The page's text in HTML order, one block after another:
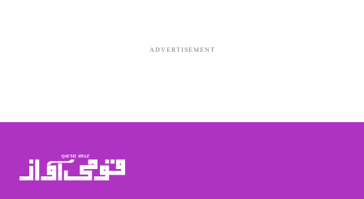
ADVERTISEMENT